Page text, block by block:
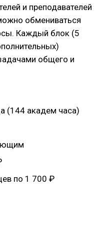
и преподавателей
обмениваться
Каждый блок (5
общего и
(144 академ часа)
по 1 700 ₽